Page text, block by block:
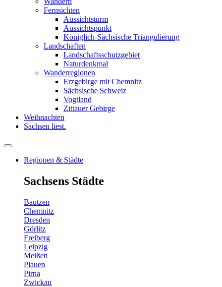
Fernsichten
Aussichtsturm
Aussichtspunkt
Königlich-Sächsische Triangulierung
Landschaften
Landschaftsschutzgebiet
Naturdenkmal
Wanderregionen
Erzgebirge mit Chemnitz
Sächsische Schweiz
Vogtland
Zittauer Gebirge
Weihnachten
Sachsen liest.
Regionen & Städte
Sachsens Städte
Bautzen
Chemnitz
Dresden
Görlitz
Freiberg
Leipzig
Meißen
Plauen
Pirna
Zwickau